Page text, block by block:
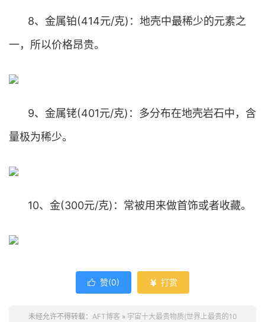
8、金属铂(414元/克)：地壳中最稀少的元素之
一，所以价格昂贵。
9、金属铑(401元/克)：多分布在地壳岩石中，含
量极为稀少。
10、金(300元/克)：常被用来做首饰或者收藏。
 赞(0)  打赏
未经允许不得转载： AFT博客 » 宇宙十大最贵物质(世界上最贵的10